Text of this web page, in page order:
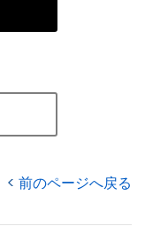
前のページへ戻る